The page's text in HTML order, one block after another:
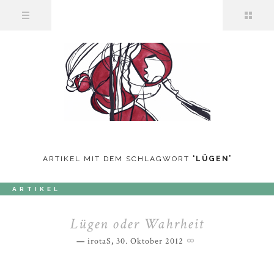
ARTIKEL MIT DEM SCHLAGWORT ‘ LÜGEN ’
ARTIKEL
Lügen oder Wahrheit
irotaS, 30. Oktober 2012